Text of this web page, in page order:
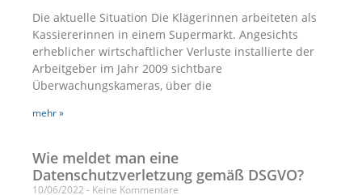
Die aktuelle Situation Die Klägerinnen arbeiteten als
Kassiererinnen in einem Supermarkt. Angesichts
erheblicher wirtschaftlicher Verluste installierte der
Arbeitgeber im Jahr 2009 sichtbare
Überwachungskameras, über die
mehr »
Wie meldet man eine
Datenschutzverletzung gemäß DSGVO?
10/06/2022 Keine Kommentare